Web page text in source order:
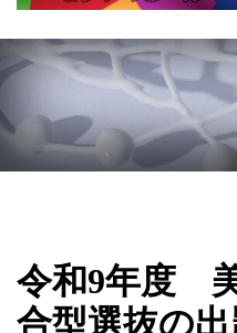
令和9年度
合型選抜の